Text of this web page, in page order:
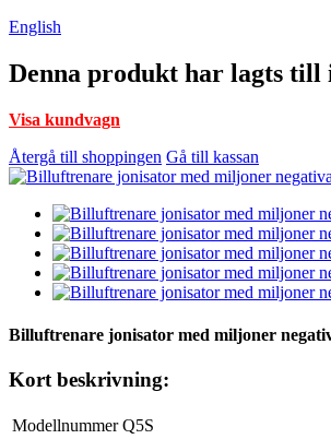
English
Denna produkt har lagts till
Visa kundvagn
Återgå till shoppingen Gå till kassan
Billuftrenare jonisator med miljoner
Kort beskrivning:
Modellnummer Q5S